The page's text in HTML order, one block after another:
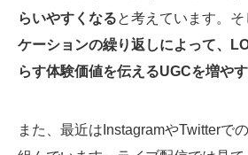
らいやすくなると考えています。そ
ケーションの繰り返しによって、
らす体験価値を伝えるUGCを増や
また、最近はInstagramやTwitterで